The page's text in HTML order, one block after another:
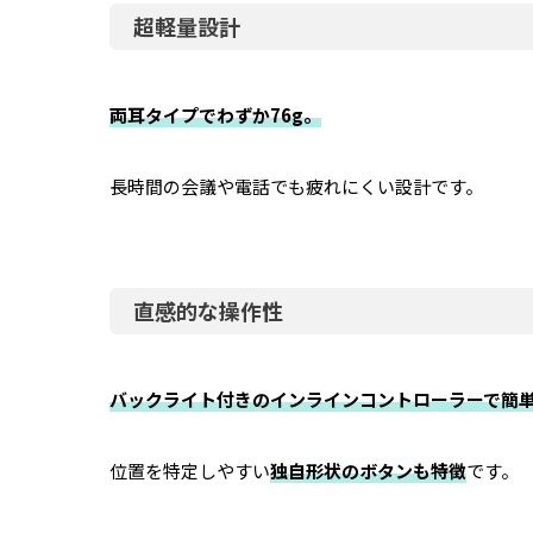
超軽量設計
両耳タイプでわずか76g。
長時間の会議や電話でも疲れにくい設計です。
直感的な操作性
バックライト付きのインラインコントローラーで簡
位置を特定しやすい独自形状のボタンも特徴です。